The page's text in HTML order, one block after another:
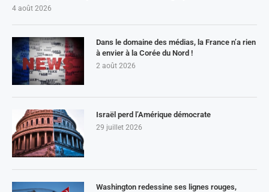
4 août 2026
Dans le domaine des médias, la France n’a rien
à envier à la Corée du Nord !
2 août 2026
Israël perd l’Amérique démocrate
29 juillet 2026
Washington redessine ses lignes rouges,